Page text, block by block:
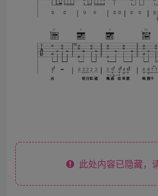
此处内容已隐藏，